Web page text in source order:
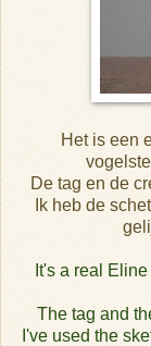
Het is een
De tag en de
Ik heb de
It's a real
The tag and
I've used the